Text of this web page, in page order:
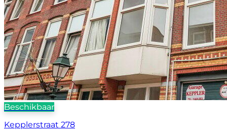
Beschikbaar
Kepplerstraat 278